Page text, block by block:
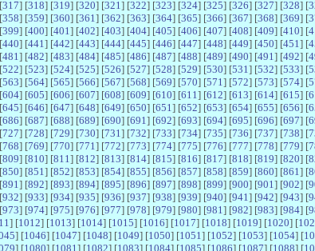
317] [318] [319] [320] [321 ] [322] [323] [324] [325] [326] [327] [328] [
358] [359] [360] [361 ] [362] [363] [364] [365] [366] [367] [368] [369] [
399] [400] [401 ] [402] [403] [404] [405] [406] [407] [408] [409] [410] [
440] [441 ] [442] [443] [444] [445] [446] [447] [448] [449] [450] [451 ] [
481 ] [482] [483] [484] [485] [486] [487] [488] [489] [490] [491 ] [492] [
522] [523] [524] [525] [526] [527] [528] [529] [530] [531 ] [532] [533] [
563] [564] [565] [566] [567] [568] [569] [570] [571 ] [572] [573] [574] [
604] [605] [606] [607] [608] [609] [610] [611 ] [612] [613] [614] [615] [
645] [646] [647] [648] [649] [650] [651 ] [652] [653] [654] [655] [656] [
686] [687] [688] [689] [690] [691 ] [692] [693] [694] [695] [696] [697] [
727] [728] [729] [730] [731 ] [732] [733] [734] [735] [736] [737] [738] [
768] [769] [770] [771 ] [772] [773] [774] [775] [776] [777] [778] [779] [
809] [810] [811 ] [812] [813] [814] [815] [816] [817] [818] [819] [820] [
850] [851 ] [852] [853] [854] [855] [856] [857] [858] [859] [860] [861 ] [
891 ] [892] [893] [894] [895] [896] [897] [898] [899] [900] [901 ] [902] [
932] [933] [934] [935] [936] [937] [938] [939] [940] [941 ] [942] [943] [
973] [974] [975] [976] [977] [978] [979] [980] [981 ] [982] [983] [984] [
] [1012] [1013] [1014] [1015] [1016] [1017] [1018] [1019] [1020] [
] [1046] [1047] [1048] [1049] [1050] [1051 ] [1052] [1053] [1054] [
] [1080] [1081 ] [1082] [1083] [1084] [1085] [1086] [1087] [1088] [